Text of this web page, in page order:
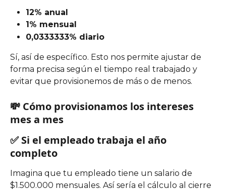
12% anual
1% mensual
0,0333333% diario
Sí, así de específico. Esto nos permite ajustar de
forma precisa según el tiempo real trabajado y
evitar que provisionemos de más o de menos.
💸 Cómo provisionamos los intereses
mes a mes
✅ Si el empleado trabaja el año
completo
Imagina que tu empleado tiene un salario de
$1.500.000 mensuales. Así sería el cálculo al cierre